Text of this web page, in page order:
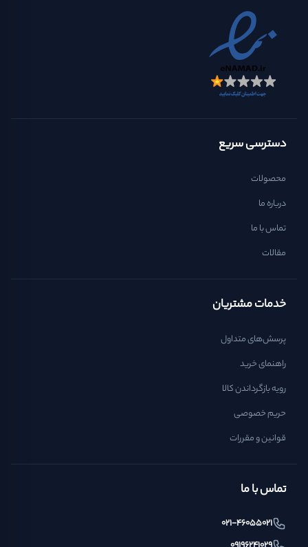
دسترسی سریع
محصولات
درباره ما
تماس با ما
مقالات
خدمات مشتریان
پرسش‌های متداول
راهنمای خرید
رویه بازگرداندن کالا
حریم خصوصی
قوانین و مقررات
تماس با ما
021-46055021